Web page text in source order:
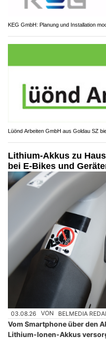
KEG GmbH: Planung und Installation
Lüönd Arbeiten GmbH aus Goldau SZ
Lithium-Akkus zu
bei E-Bikes und
03.08.26 VON BELMEDIA
Vom Smartphone über den
Lithium-Ionen-Akkus